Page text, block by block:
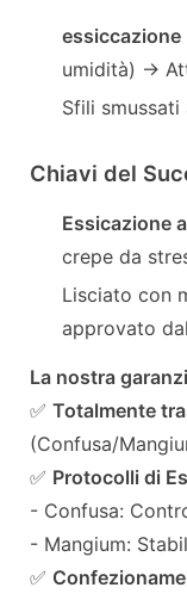
essiccazione
umidità) →
Sfili
Chiavi del
Essicazione
crepe da
Lisciato con
approvato
La nostra
✅ Totalmente
(Confusa/
✅ Protocolli di
- Confusa:
- Mangium:
✅